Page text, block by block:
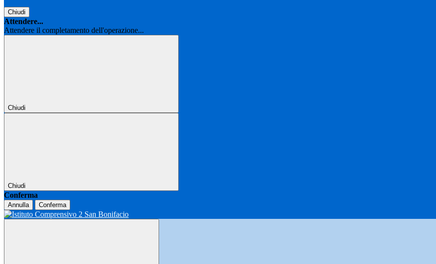
Chiudi
Attendere...
Attendere il completamento dell'operazione...
Chiudi
Chiudi
Conferma
Annulla Conferma